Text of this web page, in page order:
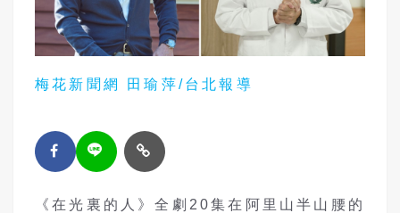
梅花新聞網 田瑜萍/台北報導
《在光裏的人》全劇20集在阿里山半山腰的